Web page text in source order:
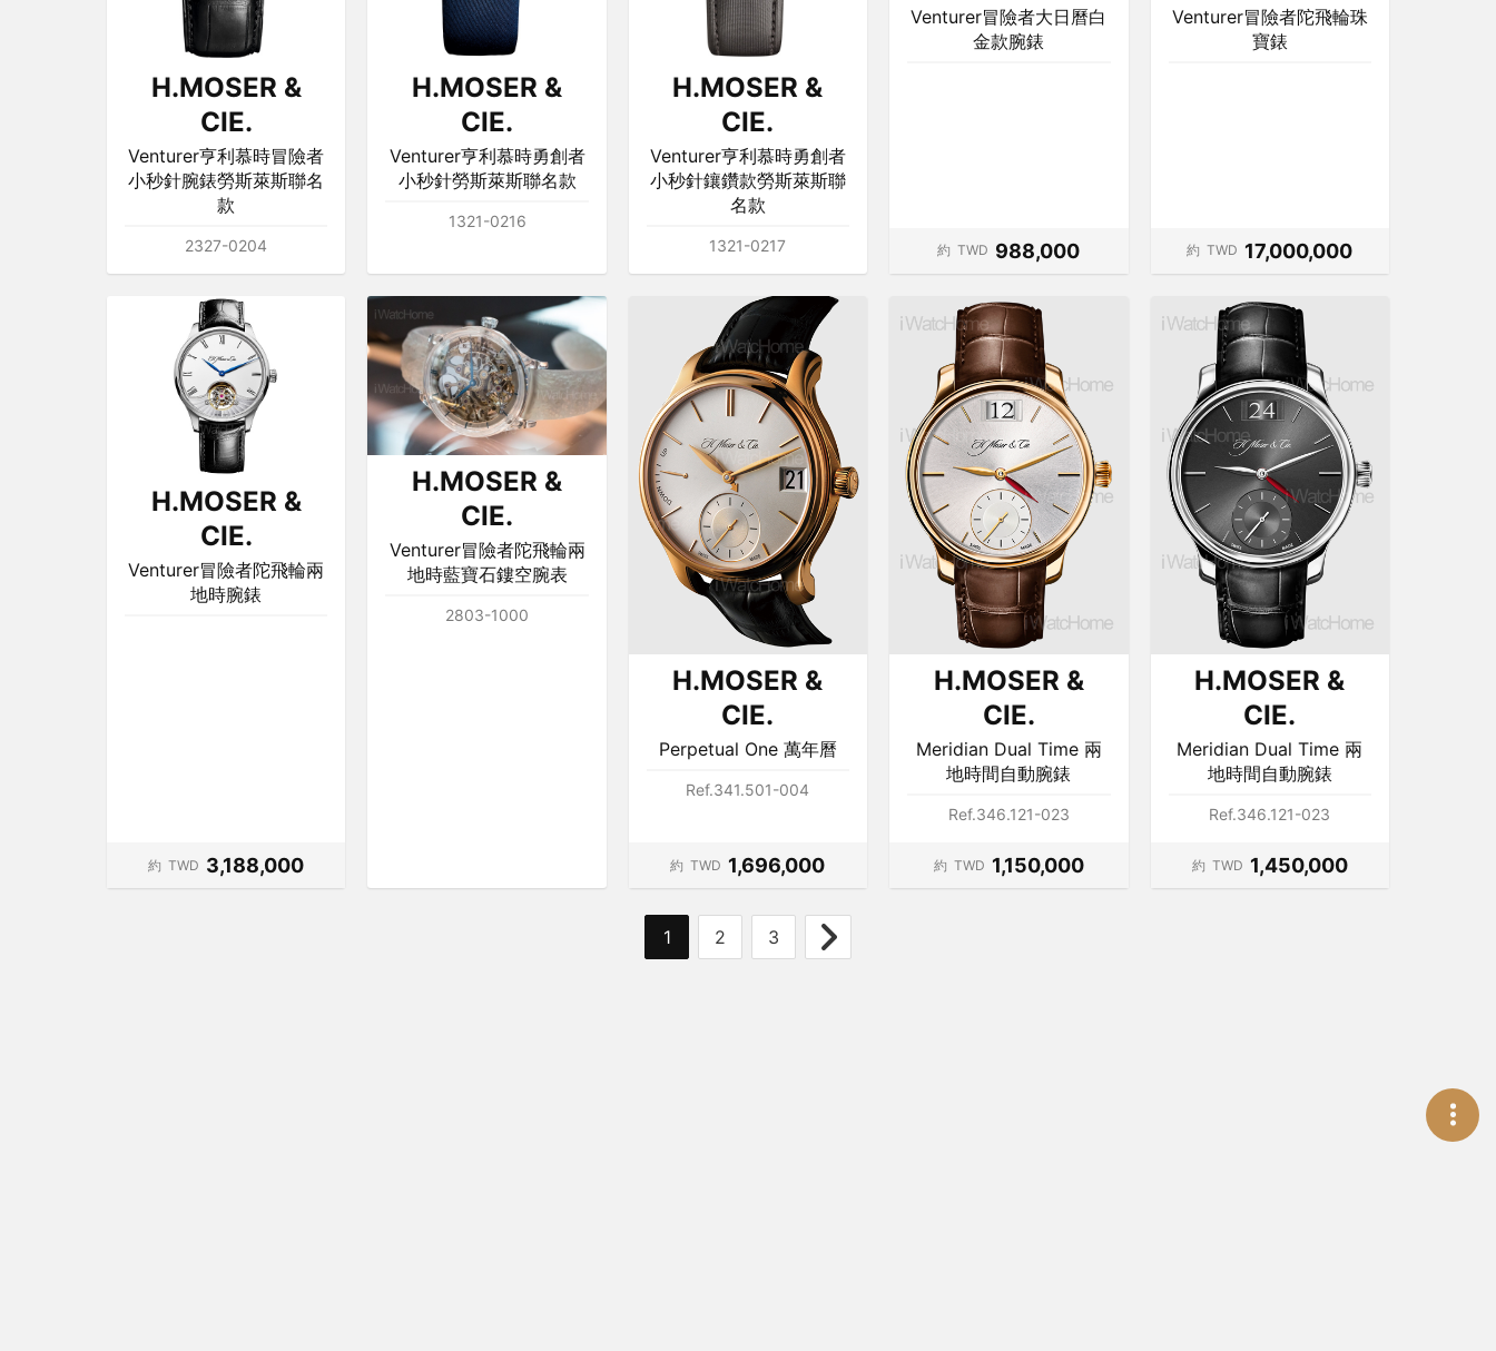
H.MOSER &
CIE.
Venturer亨利慕時冒險者
小秒針腕錶勞斯萊斯聯名
款
2327-0204
H.MOSER &
CIE.
Venturer亨利慕時勇創者
小秒針勞斯萊斯聯名款
1321-0216
H.MOSER &
CIE.
Venturer亨利慕時勇創者
小秒針鑲鑽款勞斯萊斯聯
名款
1321-0217
Venturer冒險者大日曆白
金款腕錶
約 TWD 988,000
Venturer冒險者陀飛輪珠
寶錶
約 TWD 17,000,000
H.MOSER &
CIE.
Venturer冒險者陀飛輪兩
地時腕錶
約 TWD 3,188,000
H.MOSER &
CIE.
Venturer冒險者陀飛輪兩
地時藍寶石鏤空腕表
2803-1000
H.MOSER &
CIE.
Perpetual One 萬年曆
Ref.341.501-004
約 TWD 1,696,000
H.MOSER &
CIE.
Meridian Dual Time 兩
地時間自動腕錶
Ref.346.121-023
約 TWD 1,150,000
H.MOSER &
CIE.
Meridian Dual Time 兩
地時間自動腕錶
Ref.346.121-023
約 TWD 1,450,000
1 2 3